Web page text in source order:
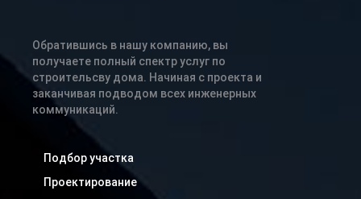
Обратившись в нашу компанию, вы
получаете полный спектр услуг по
строительсву дома. Начиная с проекта и
заканчивая подводом всех инженерных
коммуникаций.
Подбор участка
Проектирование